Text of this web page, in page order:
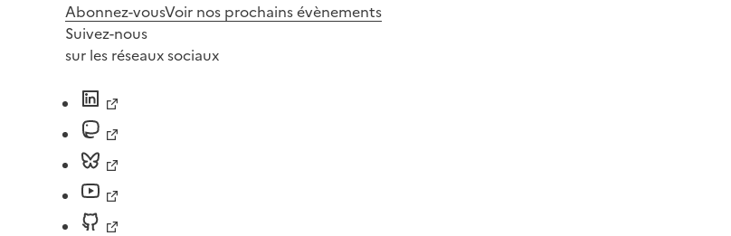
Abonnez-vousVoir nos prochains évènements
Suivez-nous
sur les réseaux sociaux